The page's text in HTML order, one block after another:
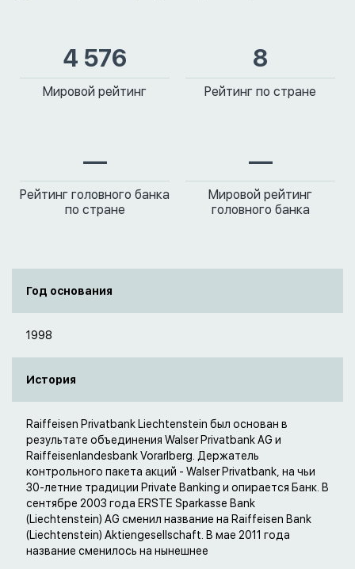
4 576
Мировой рейтинг
8
Рейтинг по стране
—
Рейтинг головного банка
по стране
—
Мировой рейтинг
головного банка
Год основания
1998
История
Raiffeisen Privatbank Liechtenstein был основан в
результате объединения Walser Privatbank AG и
Raiffeisenlandesbank Vorarlberg. Держатель
контрольного пакета акций - Walser Privatbank, на чьи
30-летние традиции Private Banking и опирается Банк. В
сентябре 2003 года ERSTE Sparkasse Bank
(Liechtenstein) AG сменил название на Raiffeisen Bank
(Liechtenstein) Aktiengesellschaft. В мае 2011 года
название сменилось на нынешнее